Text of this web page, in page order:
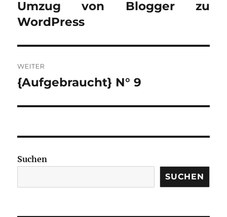
Vorheriger
Beitrag:
Umzug von Blogger zu
WordPress
WEITER
Nächster
{Aufgebraucht} N° 9
Suchen
SUCHEN